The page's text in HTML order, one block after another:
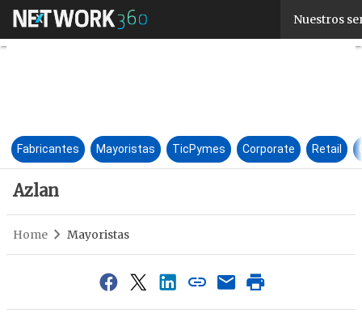
Nuestros
Azlan
Fabricantes Mayoristas TicPymes Corporate Retail
Azlan
Home Mayoristas